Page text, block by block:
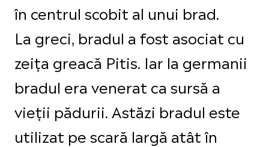
în centrul scobit al unui brad.
La greci, bradul a fost asociat cu
zeița greacă Pitis. Iar la germanii
bradul era venerat ca sursă a
vieții pădurii. Astăzi bradul este
utilizat pe scară largă atât în